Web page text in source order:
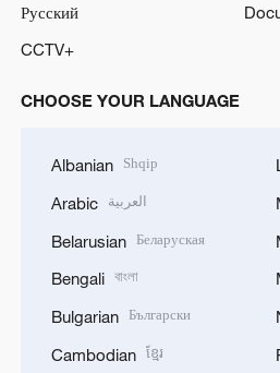
Русский
CCTV+
CHOOSE YOUR LANGUAGE
Albanian Shqip
Arabic العربية
Belarusian Беларуская
Bengali বাংলা
Bulgarian Български
Cambodian ខ្មែរ